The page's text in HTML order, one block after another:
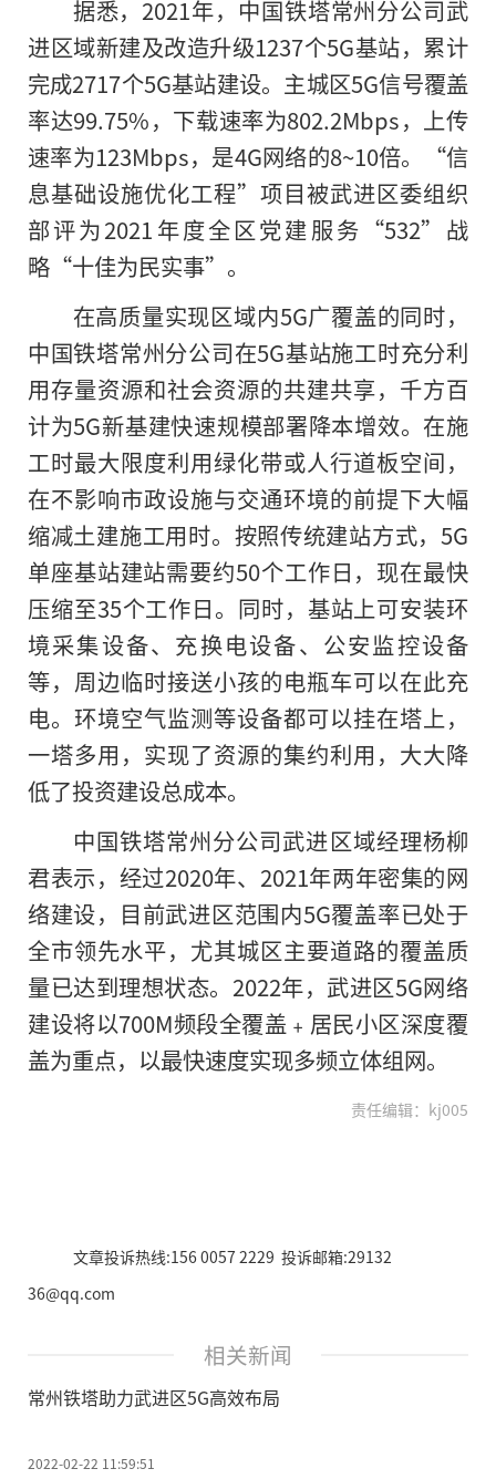
据悉，2021年，中国铁塔常州分公司武
进区域新建及改造升级1237个5G基站，累计
完成2717个5G基站建设。主城区5G信号覆盖
率达99.75%，下载速率为802.2Mbps，上传
速率为123Mbps，是4G网络的8~10倍。“信
息基础设施优化工程”项目被武进区委组织
部评为2021年度全区党建服务“532”战
略“十佳为民实事”。
在高质量实现区域内5G广覆盖的同时，
中国铁塔常州分公司在5G基站施工时充分利
用存量资源和社会资源的共建共享，千方百
计为5G新基建快速规模部署降本增效。在施
工时最大限度利用绿化带或人行道板空间，
在不影响市政设施与交通环境的前提下大幅
缩减土建施工用时。按照传统建站方式，5G
单座基站建站需要约50个工作日，现在最快
压缩至35个工作日。同时，基站上可安装环
境采集设备、充换电设备、公安监控设备
等，周边临时接送小孩的电瓶车可以在此充
电。环境空气监测等设备都可以挂在塔上，
一塔多用，实现了资源的集约利用，大大降
低了投资建设总成本。
中国铁塔常州分公司武进区域经理杨柳
君表示，经过2020年、2021年两年密集的网
络建设，目前武进区范围内5G覆盖率已处于
全市领先水平，尤其城区主要道路的覆盖质
量已达到理想状态。2022年，武进区5G网络
建设将以700M频段全覆盖﹢居民小区深度覆
盖为重点，以最快速度实现多频立体组网。
责任编辑：kj005
文章投诉热线:156 0057 2229 投诉邮箱:29132
36@qq.com
相关新闻
常州铁塔助力武进区5G高效布局
2022-02-22 11:59:51